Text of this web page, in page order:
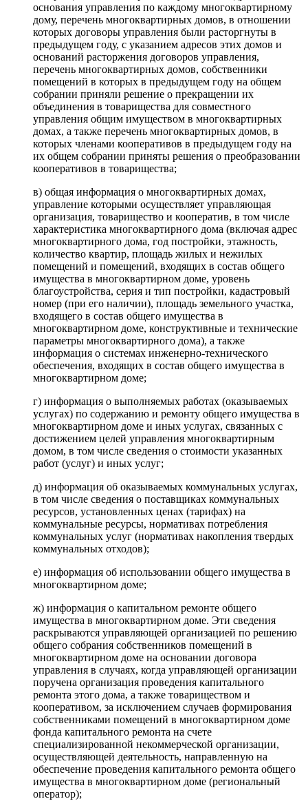
основания управления по каждому многоквартирному
дому, перечень многоквартирных домов, в отношении
которых договоры управления были расторгнуты в
предыдущем году, с указанием адресов этих домов и
оснований расторжения договоров управления,
перечень многоквартирных домов, собственники
помещений в которых в предыдущем году на общем
собрании приняли решение о прекращении их
объединения в товарищества для совместного
управления общим имуществом в многоквартирных
домах, а также перечень многоквартирных домов, в
которых членами кооперативов в предыдущем году на
их общем собрании приняты решения о преобразовании
кооперативов в товарищества;
в) общая информация о многоквартирных домах,
управление которыми осуществляет управляющая
организация, товарищество и кооператив, в том числе
характеристика многоквартирного дома (включая адрес
многоквартирного дома, год постройки, этажность,
количество квартир, площадь жилых и нежилых
помещений и помещений, входящих в состав общего
имущества в многоквартирном доме, уровень
благоустройства, серия и тип постройки, кадастровый
номер (при его наличии), площадь земельного участка,
входящего в состав общего имущества в
многоквартирном доме, конструктивные и технические
параметры многоквартирного дома), а также
информация о системах инженерно-технического
обеспечения, входящих в состав общего имущества в
многоквартирном доме;
г) информация о выполняемых работах (оказываемых
услугах) по содержанию и ремонту общего имущества в
многоквартирном доме и иных услугах, связанных с
достижением целей управления многоквартирным
домом, в том числе сведения о стоимости указанных
работ (услуг) и иных услуг;
д) информация об оказываемых коммунальных услугах,
в том числе сведения о поставщиках коммунальных
ресурсов, установленных ценах (тарифах) на
коммунальные ресурсы, нормативах потребления
коммунальных услуг (нормативах накопления твердых
коммунальных отходов);
е) информация об использовании общего имущества в
многоквартирном доме;
ж) информация о капитальном ремонте общего
имущества в многоквартирном доме. Эти сведения
раскрываются управляющей организацией по решению
общего собрания собственников помещений в
многоквартирном доме на основании договора
управления в случаях, когда управляющей организации
поручена организация проведения капитального
ремонта этого дома, а также товариществом и
кооперативом, за исключением случаев формирования
собственниками помещений в многоквартирном доме
фонда капитального ремонта на счете
специализированной некоммерческой организации,
осуществляющей деятельность, направленную на
обеспечение проведения капитального ремонта общего
имущества в многоквартирном доме (региональный
оператор);